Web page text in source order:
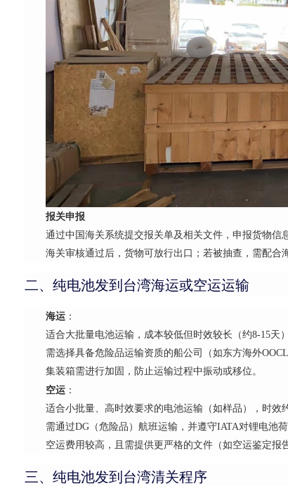
报关申报
通过中国海关系统提交报关单及相关文件，申报货物信
海关审核通过后，货物可放行出口；若被抽查，需配合
二、纯电池发到台湾海运或空运运输
海运 ：
适合大批量电池运输，成本较低但时效较长（约8-15天）
需选择具备危险品运输资质的船公司（如东方海外
集装箱需进行加固，防止运输过程中振动或移位。
空运 ：
适合小批量、高时效要求的电池运输（如样品），时效
需通过DG（危险品）航班运输，并遵守IATA对锂电池
空运费用较高，且需提供更严格的文件（如空运鉴定报
三、纯电池发到台湾清关程序